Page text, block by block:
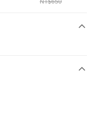
跳轉至「AFTEE先享後付」